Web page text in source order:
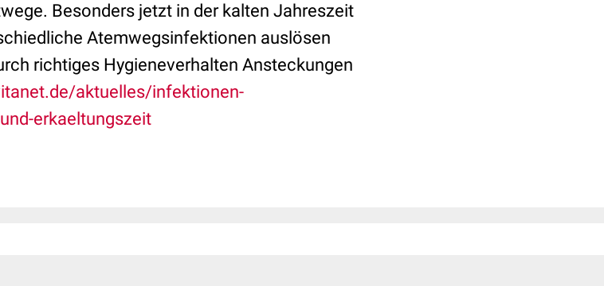
Besonders jetzt in der kalten Jahreszeit
Atemwegsinfektionen auslösen
richtiges Hygieneverhalten Ansteckungen
aktuelles/infektionen-
erkaeltungszeit